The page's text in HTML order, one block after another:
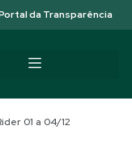
da Transparência
01 a 04/12